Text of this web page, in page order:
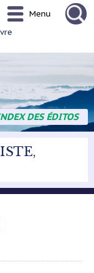
Menu
DES ÉDITOS